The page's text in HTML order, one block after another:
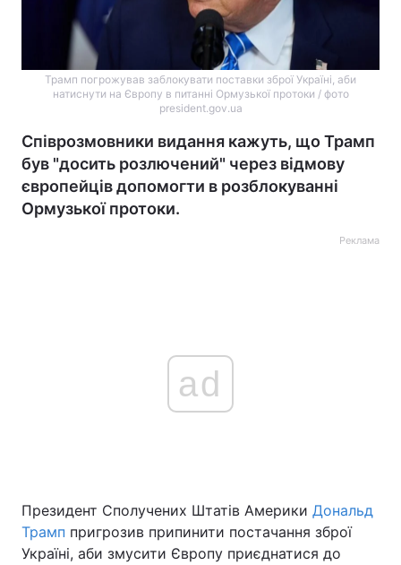
Економіка Світ
Спорт Наука
Трамп погрожував заблокувати поставки зброї Україні, аби
натиснути на Європу в питанні Ормузької протоки / фото
president.gov.ua
Співрозмовники видання кажуть, що Трамп
був "досить розлючений" через відмову
європейців допомогти в розблокуванні
Ормузької протоки.
Реклама
ad
Президент Сполучених Штатів Америки Дональд
Трамп пригрозив припинити постачання зброї
Україні, аби змусити Європу приєднатися до